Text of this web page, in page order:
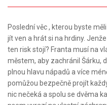
Poslední věc , kterou byste
jít ven a hrát si na hrdiny.
ten risk stojí? Franta musí na
městem, aby zachránil Šárku,
plnou hlavu nápadů a více
pomůžou bezpečně projít
nic nečeká a spolu se dvěma